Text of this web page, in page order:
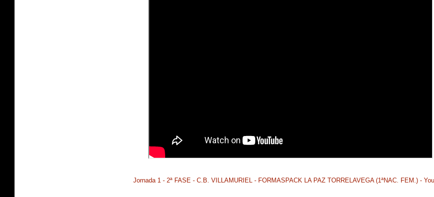
Jornada 1 - 2ª FASE - C.B. VILLAMURIEL - FORMASPACK LA PAZ TORRELAVEGA (1ªNAC. FEM.) -